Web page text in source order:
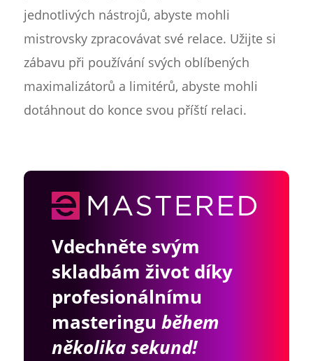
jednotlivých nástrojů, abyste mohli
mistrovsky zpracovávat své relace. Užijte si
zábavu při používání svých oblíbených
maximalizátorů a limitérů, abyste mohli
dotáhnout do konce svou příští relaci.
Vdechněte svým
skladbám život díky
profesionálnímu
masteringu během
několika sekund!